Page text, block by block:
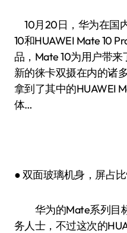
10月20日，华为在国
10和HUAWEI Mate 10
品，Mate 10为用户带
新的徕卡双摄在内的诸
拿到了其中的HUAWEI
体…
● 双面玻璃机身，屏占
华为的Mate系列目
务人士，不过这次的